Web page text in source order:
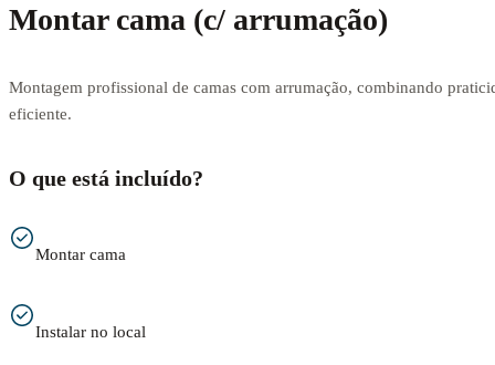
Montar cama (c/ arrumação)
Montagem profissional de camas com arrumação, combinando
eficiente.
O que está incluído?
Montar cama
Instalar no local